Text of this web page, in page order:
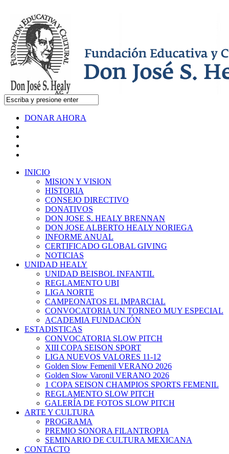
DONAR AHORA
INICIO
MISION Y VISION
HISTORIA
CONSEJO DIRECTIVO
DONATIVOS
DON JOSE S. HEALY BRENNAN
DON JOSE ALBERTO HEALY NORIEGA
INFORME ANUAL
CERTIFICADO GLOBAL GIVING
NOTICIAS
UNIDAD HEALY
UNIDAD BEISBOL INFANTIL
REGLAMENTO UBI
LIGA NORTE
CAMPEONATOS EL IMPARCIAL
CONVOCATORIA UN TORNEO MUY ESPECIAL
ACADEMIA FUNDACIÓN
ESTADISTICAS
CONVOCATORIA SLOW PITCH
XIII COPA SEISON SPORT
LIGA NUEVOS VALORES 11-12
Golden Slow Femenil VERANO 2026
Golden Slow Varonil VERANO 2026
1 COPA SEISON CHAMPIOS SPORTS FEMENIL
REGLAMENTO SLOW PITCH
GALERÍA DE FOTOS SLOW PITCH
ARTE Y CULTURA
PROGRAMA
PREMIO SONORA FILANTROPIA
SEMINARIO DE CULTURA MEXICANA
CONTACTO